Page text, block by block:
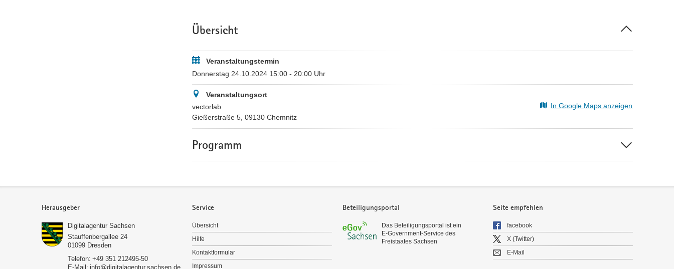
Übersicht
Veranstaltungstermin
Donnerstag 24.10.2024 15:00 - 20:00 Uhr
Veranstaltungsort
vectorlab
Gießerstraße 5, 09130 Chemnitz
In Google Maps anzeigen
Programm
Herausgeber
Digitalagentur Sachsen
Stauffenbergallee 24
01099 Dresden
Telefon: +49 351 212495-50
E-Mail: info@digitalagentur.sachsen.de
Service
Übersicht
Hilfe
Kontaktformular
Impressum
Beteiligungsportal
Das Beteiligungsportal ist ein
E‑Government-Service des
Freistaates Sachsen
Seite empfehlen
facebook
X (Twitter)
E-Mail